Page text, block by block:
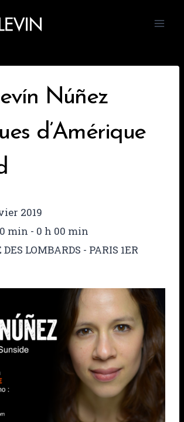
Núñez
d’Amérique
2019
min - 0 h 00 min
DES LOMBARDS - PARIS 1ER